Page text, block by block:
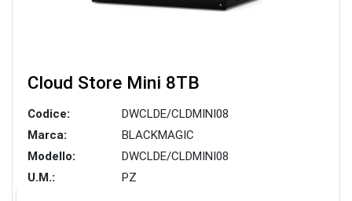
Cloud Store Mini 8TB
Codice:
DWCLDE/CLDMINI08
Marca:
BLACKMAGIC
Modello:
DWCLDE/CLDMINI08
U.M.:
PZ